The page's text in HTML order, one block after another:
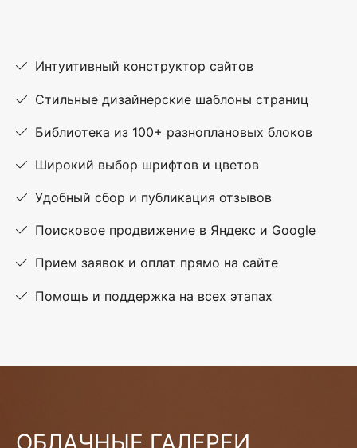
Интуитивный конструктор сайтов
Стильные дизайнерские шаблоны страниц
Библиотека из 100+ разноплановых блоков
Широкий выбор шрифтов и цветов
Удобный сбор и публикация отзывов
Поисковое продвижение в Яндекс и Google
Прием заявок и оплат прямо на сайте
Помощь и поддержка на всех этапах